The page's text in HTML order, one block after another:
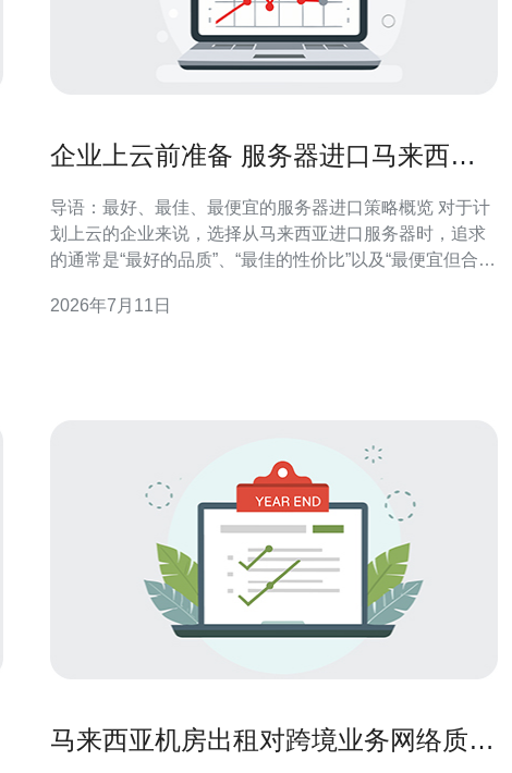
企业上云前准备 服务器进口马来西亚
导语：最好、最佳、最便宜的服务器进口策略概览 对于计
划上云的企业来说，选择从马来西亚进口服务器时，追求
的通常是“最好的品质”、“最佳的性价比”以及“最便宜但合
链可靠性，也要在海关申报、原产地、以及税务处理上做
2026年7月11日
马来西亚机房出租对跨境业务网络质量